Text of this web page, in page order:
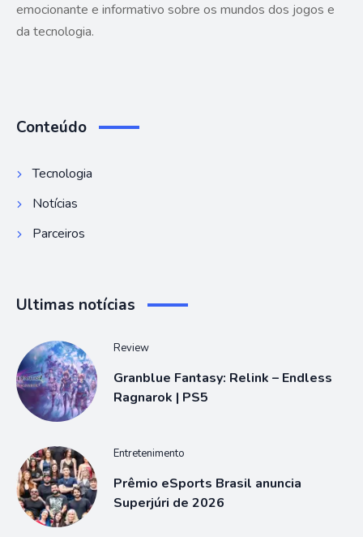
emocionante e informativo sobre os mundos dos jogos e
da tecnologia.
Conteúdo
Tecnologia
Notícias
Parceiros
Ultimas notícias
Review
Granblue Fantasy: Relink – Endless
Ragnarok | PS5
Entretenimento
Prêmio eSports Brasil anuncia
Superjúri de 2026